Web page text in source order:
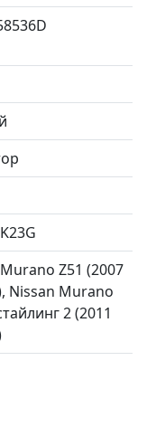
Z51 (2007
Nissan Murano
2 (2011